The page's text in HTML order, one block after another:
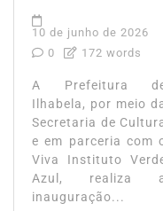
10 de junho de 2026
0
172 words
A Prefeitura
Ilhabela, por meio
Secretaria de
e em parceria com
Viva Instituto
Azul, realiza
inauguração...